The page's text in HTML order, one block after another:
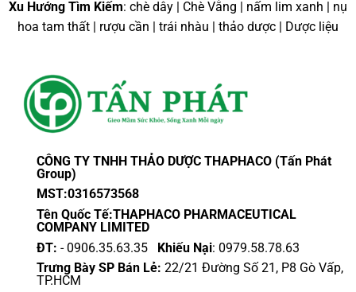
Xu Hướng Tìm Kiếm: chè dây | Chè Vằng | nấm lim xanh | nụ
hoa tam thất | rượu cần | trái nhàu | thảo dược | Dược liệu
CÔNG TY TNHH THẢO DƯỢC THAPHACO (Tấn Phát
Group)
MST:0316573568
Tên Quốc Tế:THAPHACO PHARMACEUTICAL
COMPANY LIMITED
ĐT: - 0906.35.63.35 Khiếu Nại: 0979.58.78.63
Trưng Bày SP Bán Lẻ: 22/21 Đường Số 21, P8 Gò Vấp,
TP.HCM